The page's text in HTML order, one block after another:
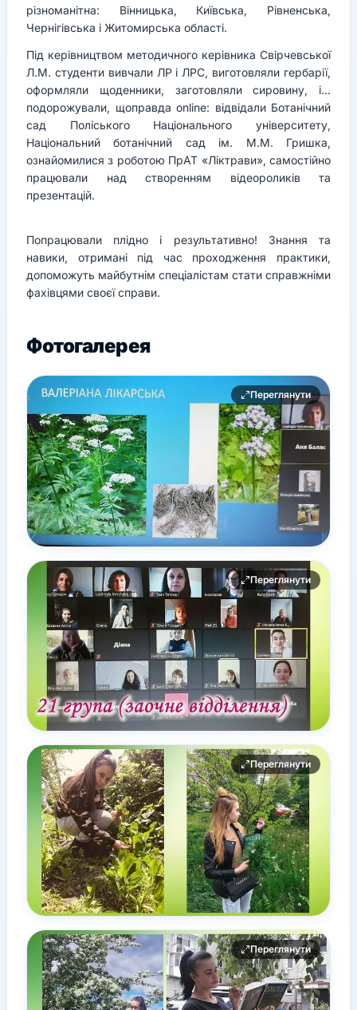
різноманітна: Вінницька, Київська, Рівненська,
Чернігівська і Житомирська області.
Під керівництвом методичного керівника Свірчевської
Л.М. студенти вивчали ЛР і ЛРС, виготовляли гербарії,
оформляли щоденники, заготовляли сировину, і…
подорожували, щоправда online: відвідали Ботанічний
сад Поліського Національного університету,
Національний ботанічний сад ім. М.М. Гришка,
ознайомилися з роботою ПрАТ «Ліктрави», самостійно
працювали над створенням відеороликів та
презентацій.
Попрацювали плідно і результативно! Знання та
навики, отримані під час проходження практики,
допоможуть майбутнім спеціалістам стати справжніми
фахівцями своєї справи.
Фотогалерея
Переглянути
Переглянути
Переглянути
Переглянути